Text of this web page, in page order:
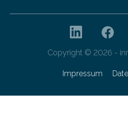
Copyright © 2026 -
Impressum